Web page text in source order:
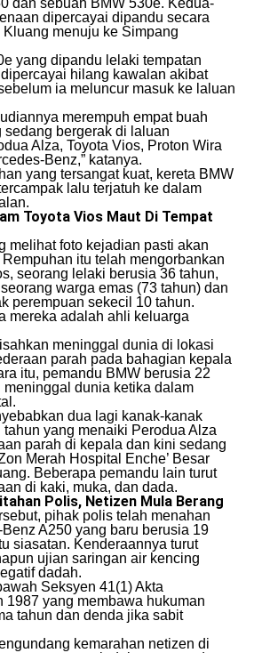
dan sebuah BMW 530e. Kedua-
dipercayai dipandu secara
menuju ke Simpang
yang dipandu lelaki tempatan
hilang kawalan akibat
ia meluncur masuk ke laluan
merempuh empat buah
sedang bergerak di laluan
Alza, Toyota Vios, Proton Wira
Benz,” katanya.
yang tersangat kuat, kereta BMW
lalu terjatuh ke dalam
Toyota Vios Maut Di Tempat
melihat foto kejadian pasti akan
itu telah mengorbankan
seorang lelaki berusia 36 tahun,
warga emas (73 tahun) dan
perempuan sekecil 10 tahun.
mereka adalah ahli keluarga
meninggal dunia di lokasi
parah pada bahagian kepala
itu, pemandu BMW berusia 22
dunia ketika dalam
dua lagi kanak-kanak
tahun yang menaiki Perodua Alza
parah di kepala dan kini sedang
Merah Hospital Enche’ Besar
Beberapa pemandu lain turut
di kaki, muka, dan dada.
Polis, Netizen Mula Berang
pihak polis telah menahan
A250 yang baru berusia 19
siasatan. Kenderaannya turut
ujian saringan air kencing
dadah.
Seksyen 41(1) Akta
1987 yang membawa hukuman
tahun dan denda jika sabit
kemarahan netizen di